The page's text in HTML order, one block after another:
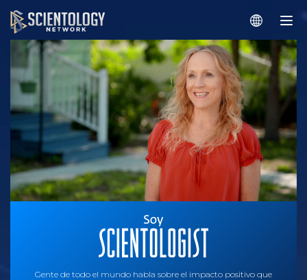
Gente de todo el mundo habla sobre el impacto positivo que